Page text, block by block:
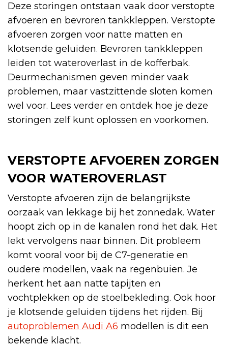
Deze storingen ontstaan vaak door verstopte
afvoeren en bevroren tankkleppen. Verstopte
afvoeren zorgen voor natte matten en
klotsende geluiden. Bevroren tankkleppen
leiden tot wateroverlast in de kofferbak.
Deurmechanismen geven minder vaak
problemen, maar vastzittende sloten komen
wel voor. Lees verder en ontdek hoe je deze
storingen zelf kunt oplossen en voorkomen.
VERSTOPTE AFVOEREN ZORGEN
VOOR WATEROVERLAST
Verstopte afvoeren zijn de belangrijkste
oorzaak van lekkage bij het zonnedak. Water
hoopt zich op in de kanalen rond het dak. Het
lekt vervolgens naar binnen. Dit probleem
komt vooral voor bij de C7-generatie en
oudere modellen, vaak na regenbuien. Je
herkent het aan natte tapijten en
vochtplekken op de stoelbekleding. Ook hoor
je klotsende geluiden tijdens het rijden. Bij
autoproblemen Audi A6 modellen is dit een
bekende klacht.